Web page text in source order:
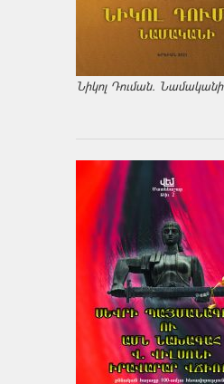
Նիկոլ Դուման. Նամականի